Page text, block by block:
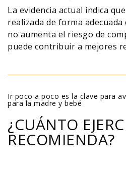
La evidencia actual indica
realizada de forma
no aumenta el riesgo de
puede contribuir a mejores
Ir poco a poco es la clave para
para la madre y bebé
¿CUÁNTO
RECOMIENDA?